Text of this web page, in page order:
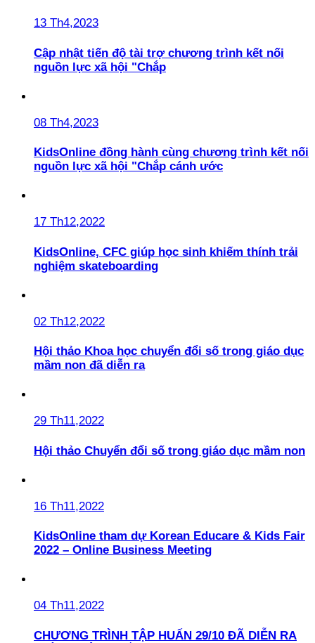
13 Th4,2023
Cập nhật tiến độ tài trợ chương trình kết nối
nguồn lực xã hội "Chắp
08 Th4,2023
KidsOnline đồng hành cùng chương trình kết nối
nguồn lực xã hội "Chắp cánh ước
17 Th12,2022
KidsOnline, CFC giúp học sinh khiếm thính trải
nghiệm skateboarding
02 Th12,2022
Hội thảo Khoa học chuyển đổi số trong giáo dục
mầm non đã diễn ra
29 Th11,2022
Hội thảo Chuyển đổi số trong giáo dục mầm non
16 Th11,2022
KidsOnline tham dự Korean Educare & Kids Fair
2022 – Online Business Meeting
04 Th11,2022
CHƯƠNG TRÌNH TẬP HUẤN 29/10 ĐÃ DIỄN RA